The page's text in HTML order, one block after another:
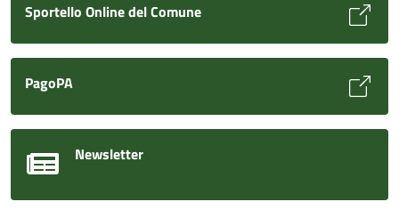
Sportello Online del Comune
PagoPA
Newsletter